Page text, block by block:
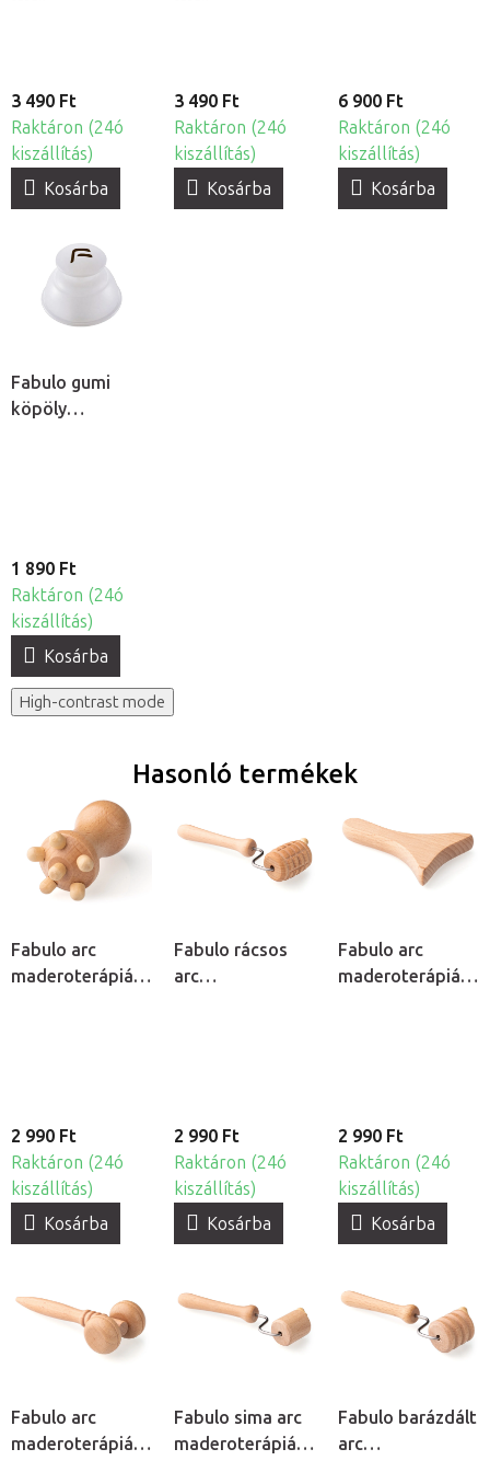
3 490 Ft
Raktáron (24ó
kiszállítás)
Kosárba
3 490 Ft
Raktáron (24ó
kiszállítás)
Kosárba
6 900 Ft
Raktáron (24ó
kiszállítás)
Kosárba
Fabulo gumi
köpöly
1 890 Ft
Raktáron (24ó
kiszállítás)
Kosárba
High-contrast mode
Hasonló termékek
Fabulo arc
maderoterápiás
2 990 Ft
Raktáron (24ó
kiszállítás)
Kosárba
Fabulo rácsos
arc
2 990 Ft
Raktáron (24ó
kiszállítás)
Kosárba
Fabulo arc
maderoterápiás
2 990 Ft
Raktáron (24ó
kiszállítás)
Kosárba
Fabulo arc
maderoterápiás
Fabulo sima arc
maderoterápiás
Fabulo barázdált
arc